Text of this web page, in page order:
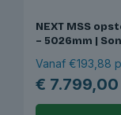
NEXT MSS
– 5026mm |
Vanaf €193,88
€ 7.799,00